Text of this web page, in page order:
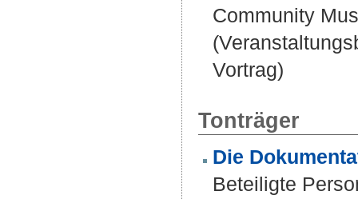
Community
Vortrag)
Tonträger
Die
Beteiligte